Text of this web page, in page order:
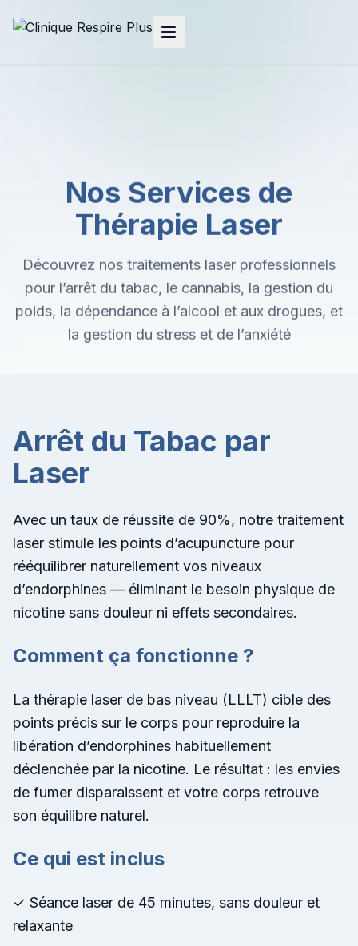
Nos Services de
Thérapie Laser
Découvrez nos traitements laser professionnels
pour l’arrêt du tabac, le cannabis, la gestion du
poids, la dépendance à l’alcool et aux drogues, et
la gestion du stress et de l’anxiété
Arrêt du Tabac par
Laser
Avec un taux de réussite de 90%, notre traitement
laser stimule les points d’acupuncture pour
rééquilibrer naturellement vos niveaux
d’endorphines — éliminant le besoin physique de
nicotine sans douleur ni effets secondaires.
Comment ça fonctionne ?
La thérapie laser de bas niveau (LLLT) cible des
points précis sur le corps pour reproduire la
libération d’endorphines habituellement
déclenchée par la nicotine. Le résultat : les envies
de fumer disparaissent et votre corps retrouve
son équilibre naturel.
Ce qui est inclus
✓ Séance laser de 45 minutes, sans douleur et
relaxante